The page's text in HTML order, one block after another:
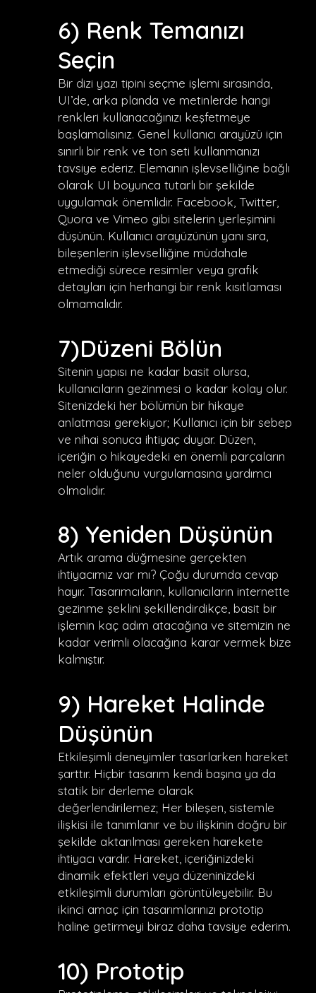
6) Renk Temanızı
Seçin
Bir dizi yazı tipini seçme işlemi sırasında,
UI’de, arka planda ve metinlerde hangi
renkleri kullanacağınızı keşfetmeye
başlamalısınız. Genel kullanıcı arayüzü için
sınırlı bir renk ve ton seti kullanmanızı
tavsiye ederiz. Elemanın işlevselliğine bağlı
olarak UI boyunca tutarlı bir şekilde
uygulamak önemlidir. Facebook, Twitter,
Quora ve Vimeo gibi sitelerin yerleşimini
düşünün. Kullanıcı arayüzünün yanı sıra,
bileşenlerin işlevselliğine müdahale
etmediği sürece resimler veya grafik
detayları için herhangi bir renk kısıtlaması
olmamalıdır.
7)Düzeni Bölün
Sitenin yapısı ne kadar basit olursa,
kullanıcıların gezinmesi o kadar kolay olur.
Sitenizdeki her bölümün bir hikaye
anlatması gerekiyor; Kullanıcı için bir sebep
ve nihai sonuca ihtiyaç duyar. Düzen,
içeriğin o hikayedeki en önemli parçaların
neler olduğunu vurgulamasına yardımcı
olmalıdır.
8) Yeniden Düşünün
Artık arama düğmesine gerçekten
ihtiyacımız var mı? Çoğu durumda cevap
hayır. Tasarımcıların, kullanıcıların internette
gezinme şeklini şekillendirdikçe, basit bir
işlemin kaç adım atacağına ve sitemizin ne
kadar verimli olacağına karar vermek bize
kalmıştır.
9) Hareket Halinde
Düşünün
Etkileşimli deneyimler tasarlarken hareket
şarttır. Hiçbir tasarım kendi başına ya da
statik bir derleme olarak
değerlendirilemez; Her bileşen, sistemle
ilişkisi ile tanımlanır ve bu ilişkinin doğru bir
şekilde aktarılması gereken harekete
ihtiyacı vardır. Hareket, içeriğinizdeki
dinamik efektleri veya düzeninizdeki
etkileşimli durumları görüntüleyebilir. Bu
ikinci amaç için tasarımlarınızı prototip
haline getirmeyi biraz daha tavsiye ederim.
10) Prototip